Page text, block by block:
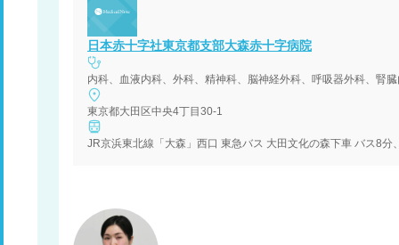
日本赤十字社東京都支部大森赤十字病院
内科、血液内科、外科、精神科、脳神経外科、呼吸器外科、腎
東京都大田区中央4丁目30-1
JR京浜東北線「大森」西口 東急バス 大田文化の森下車 バス8